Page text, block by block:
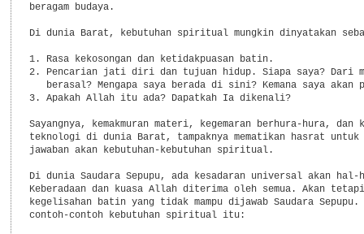
beragam budaya.
Di dunia Barat, kebutuhan spiritual mungkin dinyatakan
1. Rasa kekosongan dan ketidakpuasan batin.
2. Pencarian jati diri dan tujuan hidup. Siapa saya? Dari
berasal? Mengapa saya berada di sini? Kemana saya akan
3. Apakah Allah itu ada? Dapatkah Ia dikenali?
Sayangnya, kemakmuran materi, kegemaran berhura-hura, dan
teknologi di dunia Barat, tampaknya mematikan hasrat untuk
jawaban akan kebutuhan-kebutuhan spiritual.
Di dunia Saudara Sepupu, ada kesadaran universal akan
Keberadaan dan kuasa Allah diterima oleh semua. Akan
kegelisahan batin yang tidak mampu dijawab Saudara
contoh-contoh kebutuhan spiritual itu: